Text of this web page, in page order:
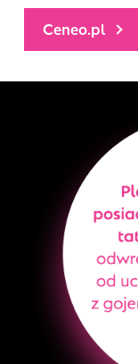
Ceneo.pl